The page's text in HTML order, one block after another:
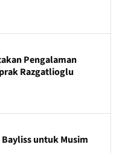
Pengalaman
Razgatlioglu
untuk Musim